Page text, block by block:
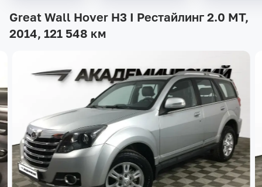
Great Wall Hover H3 I Рестайлинг 2.0 MT,
2014, 121 548 км